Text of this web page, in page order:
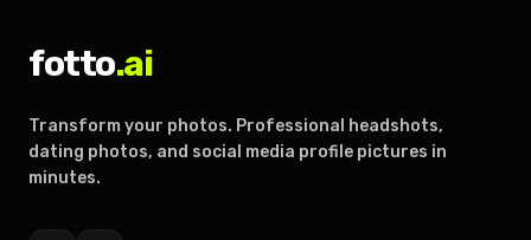
fotto.ai
Transform your photos. Professional headshots,
dating photos, and social media profile pictures in
minutes.